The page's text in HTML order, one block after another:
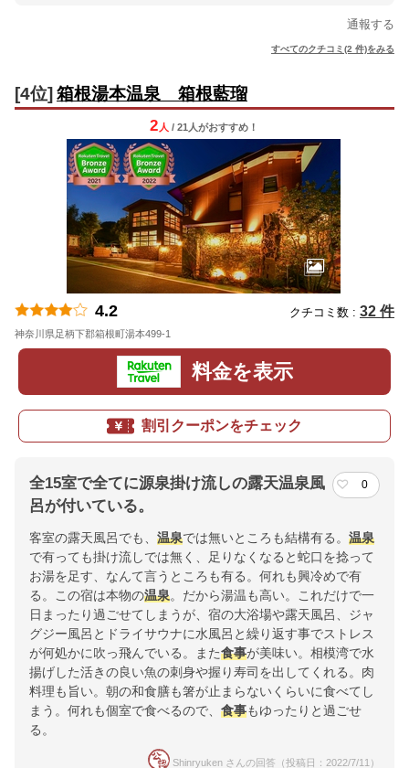
通報する
すべてのクチコミ(2 件)をみる
[4位] 箱根湯本温泉 箱根藍瑠
2 人 / 21人がおすすめ！
4.2 クチコミ数 : 32 件
神奈川県足柄下郡箱根町湯本499-1
料金を表示
割引クーポンをチェック
全15室で全てに源泉掛け流しの露天温泉風
呂が付いている。
0
客室の露天風呂でも、 温泉では無いところも結構有る。 温泉
で有っても掛け流しでは無く、足りなくなると蛇口を捻って
お湯を足す、なんて言うところも有る。何れも興冷めで有
る。この宿は本物の温泉。だから湯温も高い。これだけで一
日まったり過ごせてしまうが、宿の大浴場や露天風呂、ジャ
グジー風呂とドライサウナに水風呂と繰り返す事でストレス
が何処かに吹っ飛んでいる。また食事が美味い。相模湾で水
揚げした活きの良い魚の刺身や握り寿司を出してくれる。肉
料理も旨い。朝の和食膳も箸が止まらないくらいに食べてし
まう。何れも個室で食べるので、 食事もゆったりと過ごせ
る。
Shinryuken さんの回答（投稿日：2022/7/11）